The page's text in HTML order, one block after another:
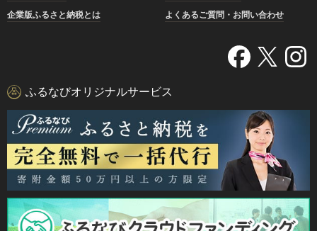
企業版ふるさと納税とは
よくあるご質問・お問い合わせ
ふるなびオリジナルサービス